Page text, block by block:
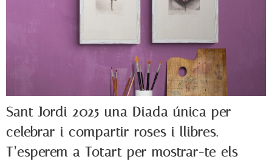
Sant Jordi 2025 una Diada única per
celebrar i compartir roses i llibres.
T’esperem a Totart per mostrar-te els